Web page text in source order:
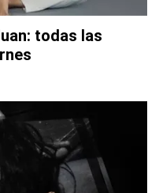
todas las